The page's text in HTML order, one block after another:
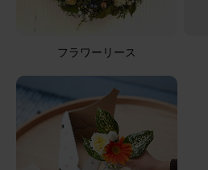
フラワーリース